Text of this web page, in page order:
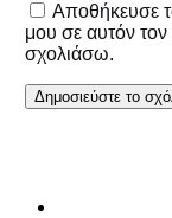
Αποθήκευσε
μου σε αυτόν
σχολιάσω.